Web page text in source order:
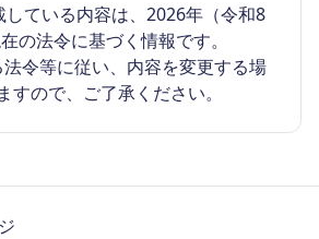
ている内容は、2026年（令和8
の法令に基づく情報です。
令等に従い、内容を変更する場
すので、ご了承ください。